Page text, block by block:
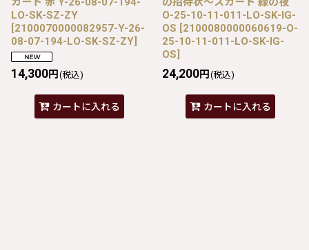
LO-SK-SZ-ZY
[2100070000082957-Y-26-
08-07-194-LO-SK-SZ-ZY]
14,300円 (税込)
カートに入れる
O-25-10-11-011-LO-SK-IG-
OS [2100080000060619-O-
25-10-11-011-LO-SK-IG-
OS]
24,200円 (税込)
カートに入れる